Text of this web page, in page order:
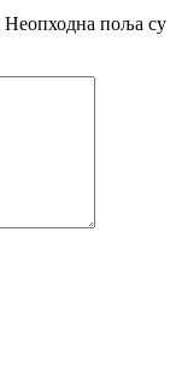
Неопходна поља су